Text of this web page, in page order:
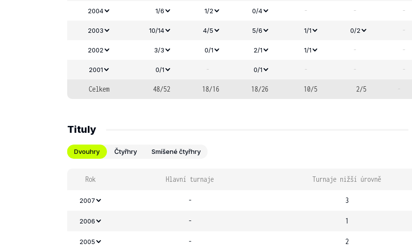
2004 1/6 1/2 0/4 - - -
2003 10/14 4/5 5/6 1/1 0/2 -
2002 3/3 0/1 2/1 1/1 - -
2001 0/1 - 0/1 - - -
Celkem 48/52 18/16 18/26 10/5 2/5 -
Tituly
Dvouhry Čtyřhry Smíšené čtyřhry
Rok Hlavní turnaje Turnaje nižší úrovně
2007 - 3
2006 - 1
2005 - 2